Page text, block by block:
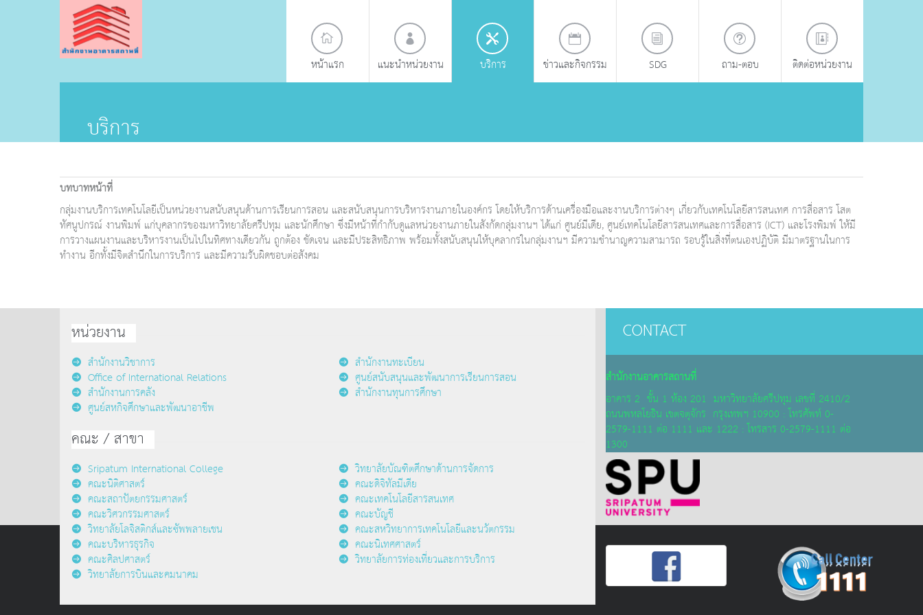
หน้าแรก แนะนำหน่วยงาน บริการ ข่าวและกิจกรรม SDG ถาม-ตอบ ติดต่อหน่วยงาน
บริการ
บทบาทหน้าที่
กลุ่มงานบริการเทคโนโลยีเป็นหน่วยงานสนับสนุนด้านการเรียนการสอน และสนับสนุนการบริหารงานภายในองค์กร โดยให้บริการด้านเครื่องมือและงานบริการต่างๆ เกี่ยวกับเทคโนโลยีสารสนเทศ การสื่อสาร โสต
ทัศนูปกรณ์ งานพิมพ์ แก่บุคลากรของมหาวิทยาลัยศรีปทุม และนักศึกษา ซึ่งมีหน้าที่กำกับดูแลหน่วยงานภายในสังกัดกลุ่มงานฯ ได้แก่ ศูนย์มีเดีย, ศูนย์เทคโนโลยีสารสนเทศและการสื่อสาร (ICT) และโรงพิมพ์ ให้มี
การวางแผนงานและบริหารงานเป็นไปในทิศทางเดียวกัน ถูกต้อง ชัดเจน และมีประสิทธิภาพ พร้อมทั้งสนับสนุนให้บุคลากรในกลุ่มงานฯ มีความชำนาญความสามารถ รอบรู้ในสิ่งที่ตนเองปฏิบัติ มีมาตรฐานในการ
ทำงาน อีกทั้งมีจิตสำนึกในการบริการ และมีความรับผิดชอบต่อสังคม
หน่วยงาน
สำนักงานวิชาการ
Office of International Relations
สำนักงานการคลัง
ศูนย์สหกิจศึกษาและพัฒนาอาชีพ
สำนักงานทะเบียน
ศูนย์สนับสนุนและพัฒนาการเรียนการสอน
สำนักงานทุนการศึกษา
คณะ / สาขา
Sripatum International College
คณะนิติศาสตร์
คณะสถาปัตยกรรมศาสตร์
คณะวิศวกรรมศาสตร์
วิทยาลัยโลจิสติกส์และซัพพลายเชน
คณะบริหารธุรกิจ
คณะศิลปศาสตร์
วิทยาลัยการบินและคมนาคม
วิทยาลัยบัณฑิตศึกษาด้านการจัดการ
คณะดิจิทัลมีเดีย
คณะเทคโนโลยีสารสนเทศ
คณะบัญชี
คณะสหวิทยาการเทคโนโลยีและนวัตกรรม
คณะนิเทศศาสตร์
วิทยาลัยการท่องเที่ยวและการบริการ
CONTACT
สำนักงานอาคารสถานที่
อาคาร 2 ชั้น 1 ห้อง 201 มหาวิทยาลัยศรีปทุม เลขที่ 2410/2
ถนนพหลโยธิน เขตจตุจักร กรุงเทพฯ 10900 : โทรศัพท์ 0-
2579-1111 ต่อ 1111 และ 1222 : โทรสาร 0-2579-1111 ต่อ
1300